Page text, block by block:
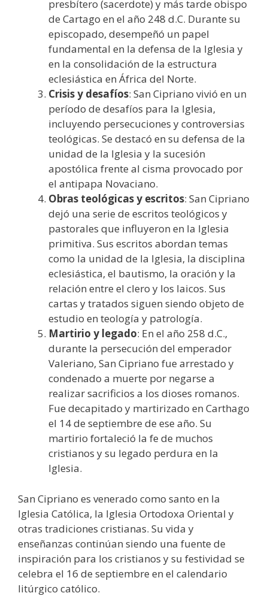
presbítero (sacerdote) y más tarde obispo
de Cartago en el año 248 d.C. Durante su
episcopado, desempeñó un papel
fundamental en la defensa de la Iglesia y
en la consolidación de la estructura
eclesiástica en África del Norte.
Crisis y desafíos: San Cipriano vivió en un
período de desafíos para la Iglesia,
incluyendo persecuciones y controversias
teológicas. Se destacó en su defensa de la
unidad de la Iglesia y la sucesión
apostólica frente al cisma provocado por
el antipapa Novaciano.
Obras teológicas y escritos: San Cipriano
dejó una serie de escritos teológicos y
pastorales que influyeron en la Iglesia
primitiva. Sus escritos abordan temas
como la unidad de la Iglesia, la disciplina
eclesiástica, el bautismo, la oración y la
relación entre el clero y los laicos. Sus
cartas y tratados siguen siendo objeto de
estudio en teología y patrología.
Martirio y legado: En el año 258 d.C.,
durante la persecución del emperador
Valeriano, San Cipriano fue arrestado y
condenado a muerte por negarse a
realizar sacrificios a los dioses romanos.
Fue decapitado y martirizado en Carthago
el 14 de septiembre de ese año. Su
martirio fortaleció la fe de muchos
cristianos y su legado perdura en la
Iglesia.
San Cipriano es venerado como santo en la
Iglesia Católica, la Iglesia Ortodoxa Oriental y
otras tradiciones cristianas. Su vida y
enseñanzas continúan siendo una fuente de
inspiración para los cristianos y su festividad se
celebra el 16 de septiembre en el calendario
litúrgico católico.